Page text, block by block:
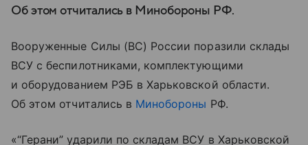
Об этом отчитались в Минобороны РФ.
Вооруженные Силы (ВС) России поразили склады
ВСУ с беспилотниками, комплектующими
и оборудованием РЭБ в Харьковской области.
Об этом отчитались в Минобороны РФ.
«“Герани” ударили по складам ВСУ в Харьковской